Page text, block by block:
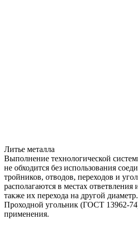
Литье металла
Выполнение технологической
не обходится без использования
тройников, отводов, переходов и
располагаются в местах ответвления
также их перехода на другой диаметр.
Проходной угольник (ГОСТ 13962-
применения.